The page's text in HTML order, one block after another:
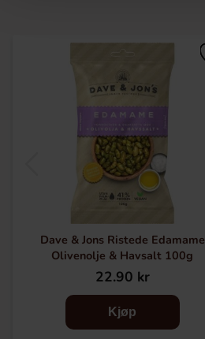
Dave & Jons Ristede Edamame
Olivenolje & Havsalt 100g
22.90 kr
Kjøp